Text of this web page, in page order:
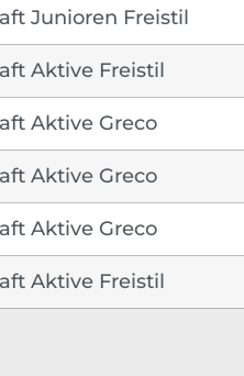
Junioren Freistil
Aktive Freistil
Aktive Greco
Aktive Greco
Aktive Greco
Aktive Freistil